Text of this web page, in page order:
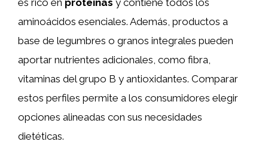
aminoácidos esenciales. Además, productos a
base de legumbres o granos integrales pueden
aportar nutrientes adicionales, como fibra,
vitaminas del grupo B y antioxidantes. Comparar
estos perfiles permite a los consumidores elegir
opciones alineadas con sus necesidades
dietéticas.